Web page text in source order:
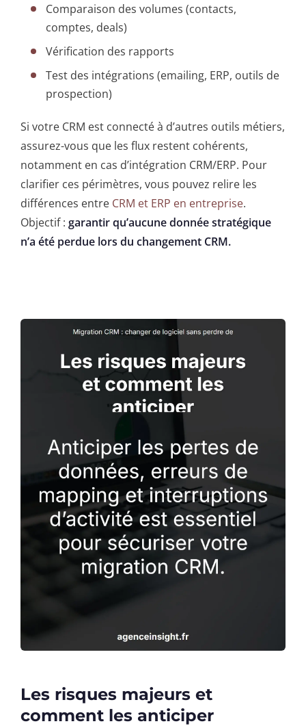
Comparaison des volumes (contacts,
comptes, deals)
Vérification des rapports
Test des intégrations (emailing, ERP, outils de
prospection)
Si votre CRM est connecté à d’autres outils métiers,
assurez-vous que les flux restent cohérents,
notamment en cas d’intégration CRM/ERP. Pour
clarifier ces périmètres, vous pouvez relire les
différences entre CRM et ERP en entreprise.
Objectif : garantir qu’aucune donnée stratégique
n’a été perdue lors du changement CRM.
Les risques majeurs et
comment les anticiper